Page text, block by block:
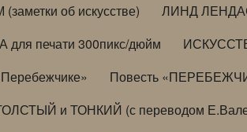
об искусстве)
ЛИНД
печати 300пикс/дюйм
Повесть
и ТОНКИЙ (с переводом